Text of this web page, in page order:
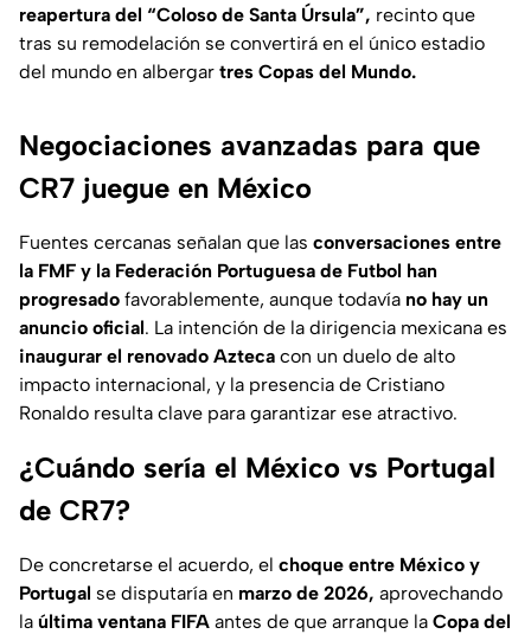
reapertura del “Coloso de Santa Úrsula”, recinto que
tras su remodelación se convertirá en el único estadio
del mundo en albergar tres Copas del Mundo.
Negociaciones avanzadas para que
CR7 juegue en México
Fuentes cercanas señalan que las conversaciones entre
la FMF y la Federación Portuguesa de Futbol han
progresado favorablemente, aunque todavía no hay un
anuncio oficial. La intención de la dirigencia mexicana es
inaugurar el renovado Azteca con un duelo de alto
impacto internacional, y la presencia de Cristiano
Ronaldo resulta clave para garantizar ese atractivo.
¿Cuándo sería el México vs Portugal
de CR7?
De concretarse el acuerdo, el choque entre México y
Portugal se disputaría en marzo de 2026, aprovechando
la última ventana FIFA antes de que arranque la Copa del